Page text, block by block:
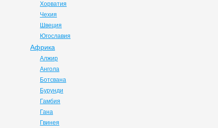
Хорватия
Чехия
Швеция
Югославия
Африка
Алжир
Ангола
Ботсвана
Бурунди
Гамбия
Гана
Гвинея